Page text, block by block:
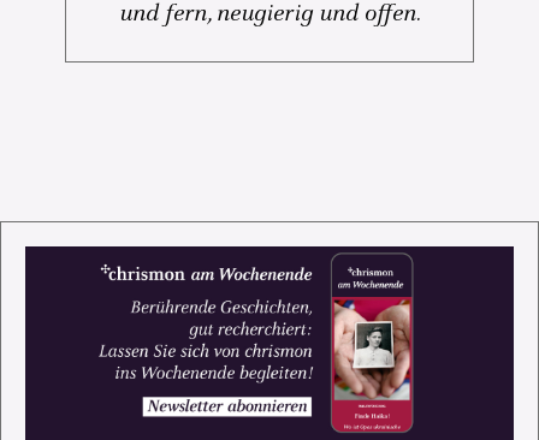
und fern, neugierig und offen.